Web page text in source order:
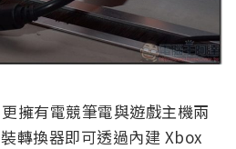
擁有電競筆電與遊戲主機兩
轉換器即可透過內建 Xbox